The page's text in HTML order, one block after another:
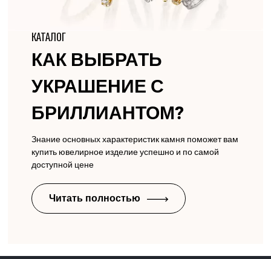
КАТАЛОГ
КАК ВЫБРАТЬ
УКРАШЕНИЕ С
БРИЛЛИАНТОМ?
Знание основных характеристик камня поможет вам
купить ювелирное изделие успешно и по самой
доступной цене
Читать полностью